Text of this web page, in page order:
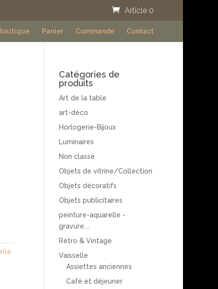
Article 0
Panier Commande Contact
Catégories de
produits
Art de la table
art-déco
Horlogerie-Bijoux
Luminaires
Non classé
Objets de vitrine/Collection
Objets décoratifs
Objets publicitaires
peinture-aquarelle -
gravure....
Rétro & Vintage
Vaisselle
Assiettes anciennes
Café et déjeuner